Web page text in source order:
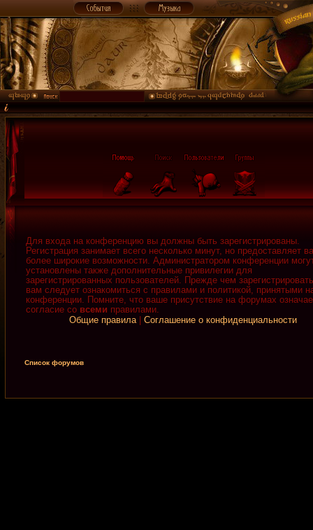
Для входа на конференцию вы должны быть зарегистрированы.
Регистрация занимает всего несколько минут, но предоставляет
более широкие возможности. Администратором конференции
установлены также дополнительные привилегии для
зарегистрированных пользователей. Прежде чем
вам следует ознакомиться с правилами и политикой, принятыми
конференции. Помните, что ваше присутствие на форумах
согласие со всеми правилами.
Общие правила| Соглашение о конфиденциальности
Список форумов